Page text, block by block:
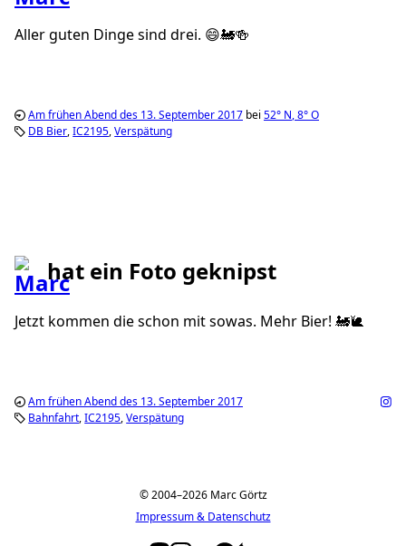
Aller guten Dinge sind drei. 😄🚂🍻
Am frühen Abend des 13. September 2017 bei 52° N,8°O
DB Bier IC2195 Verspätung
hat ein Foto geknipst
Jetzt kommen die schon mit sowas. Mehr Bier! 🚂🐌
Am frühen Abend des 13. September 2017
Bahnfahrt IC2195 Verspätung
© 2004–2026 Marc Görtz
Impressum & Datenschutz